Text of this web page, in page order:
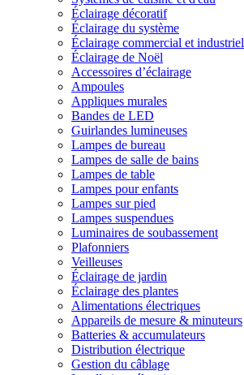
Éclairage décoratif
Éclairage du système
Éclairage commercial et industriel
Éclairage de Noël
Accessoires d’éclairage
Ampoules
Appliques murales
Bandes de LED
Guirlandes lumineuses
Lampes de bureau
Lampes de salle de bains
Lampes de table
Lampes pour enfants
Lampes sur pied
Lampes suspendues
Luminaires de soubassement
Plafonniers
Veilleuses
Éclairage de jardin
Éclairage des plantes
Alimentations électriques
Appareils de mesure & minuteurs
Batteries & accumulateurs
Distribution électrique
Gestion du câblage